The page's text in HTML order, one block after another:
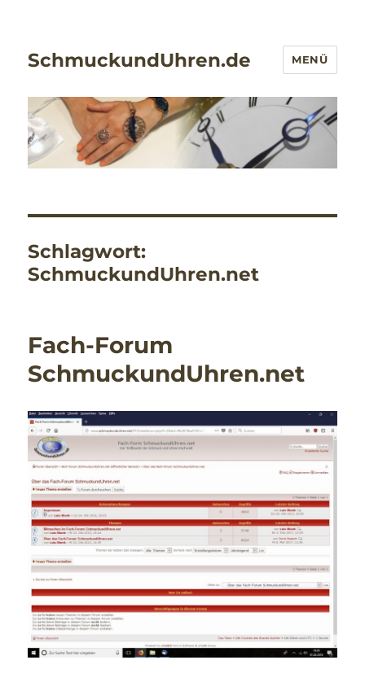
SchmuckundUhren.de MENÜ
Schlagwort:
SchmuckundUhren.net
Fach-Forum
SchmuckundUhren.net